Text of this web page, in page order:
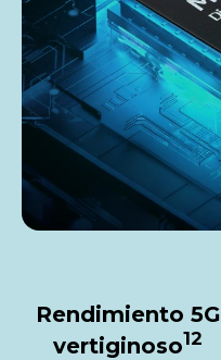
Rendimiento 5G
vertiginoso12